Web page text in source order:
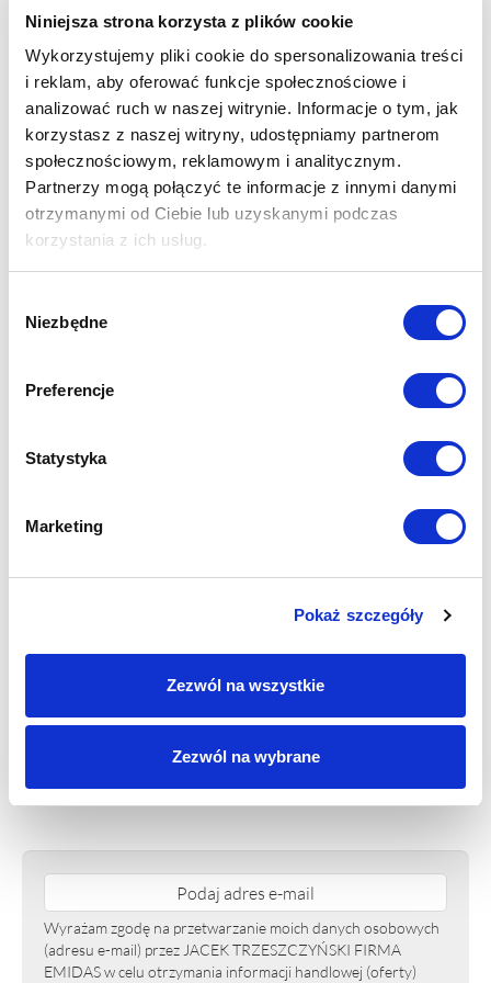
Niniejsza strona korzysta z plików cookie
Wykorzystujemy pliki cookie do spersonalizowania treści
i reklam, aby oferować funkcje społecznościowe i
analizować ruch w naszej witrynie. Informacje o tym, jak
korzystasz z naszej witryny, udostępniamy partnerom
społecznościowym, reklamowym i analitycznym.
Partnerzy mogą połączyć te informacje z innymi danymi
otrzymanymi od Ciebie lub uzyskanymi podczas
korzystania z ich usług.
zgody
Niezbędne
Preferencje
Statystyka
Marketing
Pokaż szczegóły
Zezwól na wszystkie
Zezwól na wybrane
Przykładowe realizacje
Szybka wycena
Ilość:
Wartość minimalna: 15 mm,
Wartość maksymalna: 60
Wartość minimalna: 40 mm,
Wartość maksymalna: 100
Wyrażam zgodę na przetwarzanie moich danych osobowych
(adresu e-mail) przez JACEK TRZESZCZYŃSKI FIRMA
EMIDAS w celu otrzymania informacji handlowej (oferty)